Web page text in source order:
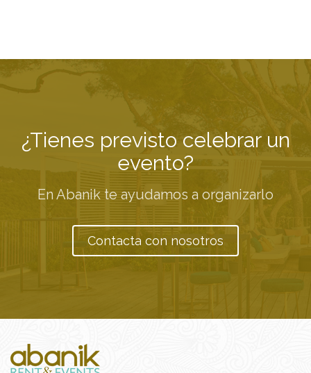
¿Tienes previsto celebrar un
evento?
En Abanik te ayudamos a organizarlo
Contacta con nosotros